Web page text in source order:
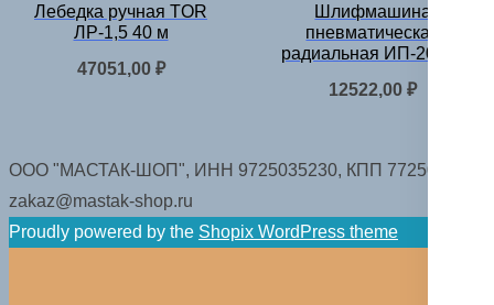
Лебедка ручная TOR
ЛР-1,5 40 м
47051,00 ₽
Шлифмашина
пневматическая
радиальная ИП-20100
12522,00₽
ООО "МАСТАК-ШОП", ИНН 9725035230, КПП 772501001.
zakaz@mastak-shop.ru
Proudly powered by the Shopix WordPress theme